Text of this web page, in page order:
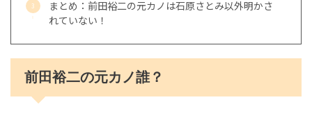
まとめ：前田裕二の元カノは石原さとみ以外明かさ
れていない！
前田裕二の元カノ誰？